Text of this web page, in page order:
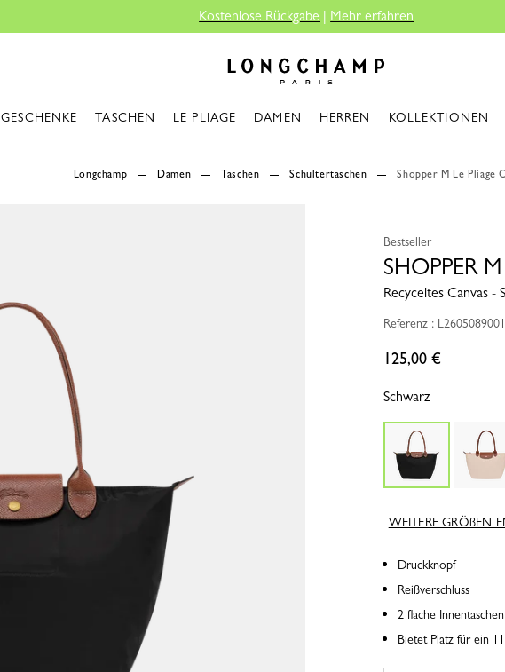
Mehr erfahren
GESCHENKE TASCHEN LE PLIAGE DAMEN HERREN KOLLEKTIONEN
Longchamp Damen Taschen Schultertaschen Shopper M Le Pliage
Bestseller
SHOPPER
Recyceltes Canvas -
Referenz : L2605089001
125,00 €
Schwarz
WEITERE GRÖßEN
Druckknopf
Reißverschluss
2 flache Innentaschen
Bietet Platz für ein